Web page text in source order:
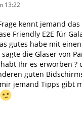
13:22
kennt jemand
Friendly E2E für
gutes habe mit
die Gläser von
Ihr es erworben ?
guten
jemand Tipps gibt